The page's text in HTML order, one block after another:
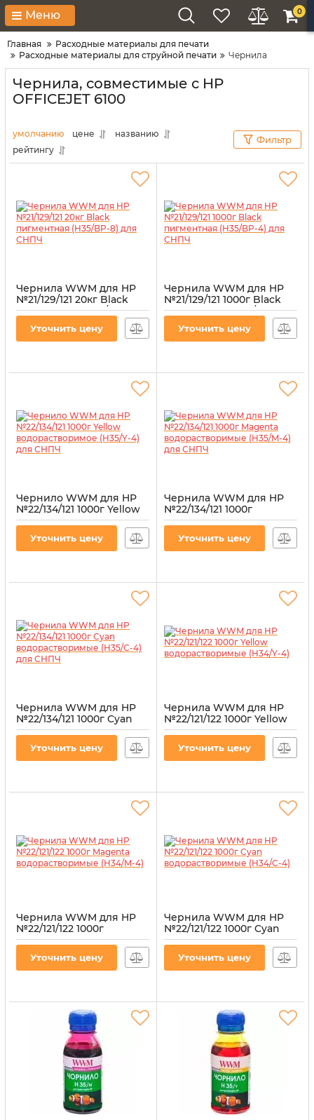
Меню 0
Главная
Расходные материалы для печати
Расходные материалы для струйной печати
Чернила
Чернила, совместимые с HP
OFFICEJET 6100
умолчанию цене
названию
рейтингу
Фильтр
Чернила WWM для HP
№21/129/121 20кг Black
пигментная (H35/BP-8)
H35/BP-8
Уточнить цену
Чернила WWM для HP
№21/129/121 1000г Black
пигментная (H35/BP-4)
H35/BP-4
Уточнить цену
Чернило WWM для HP
№22/134/121 1000г Yellow
водорастворимое
Уточнить цену
Чернила WWM для HP
№22/134/121 1000г
Magenta
(H35/M-4) для СНПЧ
Уточнить цену
Чернила WWM для HP
№22/134/121 1000г Cyan
водорастворимые
H35/C-4
Уточнить цену
Чернила WWM для HP
№22/121/122 1000г Yellow
водорастворимые
H34/Y-4
Уточнить цену
Чернила WWM для HP
№22/121/122 1000г
Magenta
(H34/M-4)
Уточнить цену
Чернила WWM для HP
№22/121/122 1000г Cyan
водорастворимые
H34/C-4
Уточнить цену